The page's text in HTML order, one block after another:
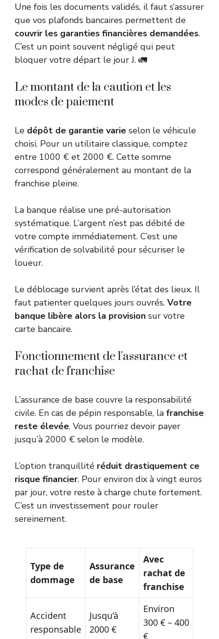
Une fois les documents validés, il faut s’assurer
que vos plafonds bancaires permettent de
couvrir les garanties financières demandées.
C’est un point souvent négligé qui peut
bloquer votre départ le jour J. 🚛
Le montant de la caution et les
modes de paiement
Le dépôt de garantie varie selon le véhicule
choisi. Pour un utilitaire classique, comptez
entre 1000 € et 2000 €. Cette somme
correspond généralement au montant de la
franchise pleine.
La banque réalise une pré-autorisation
systématique. L’argent n’est pas débité de
votre compte immédiatement. C’est une
vérification de solvabilité pour sécuriser le
loueur.
Le déblocage survient après l’état des lieux. Il
faut patienter quelques jours ouvrés. Votre
banque libère alors la provision sur votre
carte bancaire.
Fonctionnement de l’assurance et
rachat de franchise
L’assurance de base couvre la responsabilité
civile. En cas de pépin responsable, la franchise
reste élevée. Vous pourriez devoir payer
jusqu’à 2000 € selon le modèle.
L’option tranquillité réduit drastiquement ce
risque financier. Pour environ dix à vingt euros
par jour, votre reste à charge chute fortement.
C’est un investissement pour rouler
sereinement.
Type de
dommage
Assurance
de base
Avec
rachat de
franchise
Accident
responsable
Jusqu’à
2000 €
Environ
300 € – 400
€